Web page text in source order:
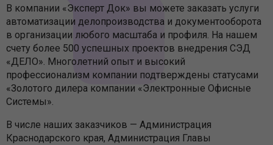
В компании «Эксперт Док» вы можете заказать услуги
автоматизации делопроизводства и документооборота
в организации любого масштаба и профиля. На нашем
счету более 500 успешных проектов внедрения СЭД
«ДЕЛО». Многолетний опыт и высокий
профессионализм компании подтверждены статусами
«Золотого дилера компании «Электронные Офисные
Системы».
В числе наших заказчиков — Администрация
Краснодарского края, Администрация Главы